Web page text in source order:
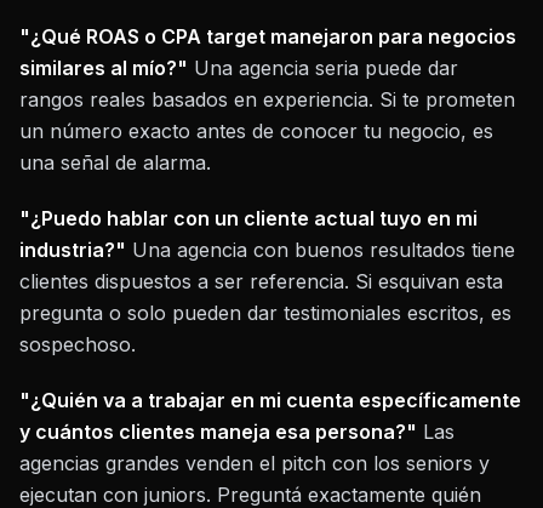
"¿Qué ROAS o CPA target manejaron para negocios
similares al mío?" Una agencia seria puede dar
rangos reales basados en experiencia. Si te prometen
un número exacto antes de conocer tu negocio, es
una señal de alarma.
"¿Puedo hablar con un cliente actual tuyo en mi
industria?" Una agencia con buenos resultados tiene
clientes dispuestos a ser referencia. Si esquivan esta
pregunta o solo pueden dar testimoniales escritos, es
sospechoso.
"¿Quién va a trabajar en mi cuenta específicamente
y cuántos clientes maneja esa persona?" Las
agencias grandes venden el pitch con los seniors y
ejecutan con juniors. Preguntá exactamente quién